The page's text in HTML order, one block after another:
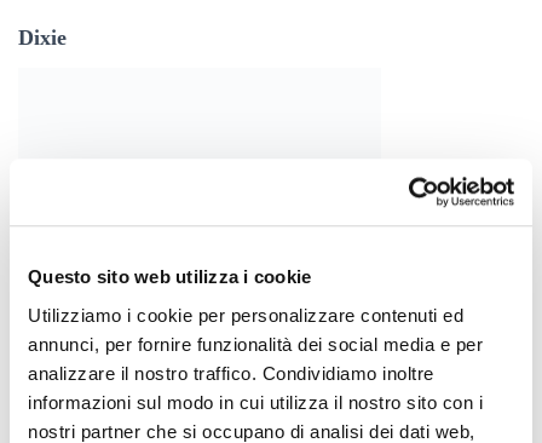
Questo sito web utilizza i cookie
Utilizziamo i cookie per personalizzare contenuti ed
annunci, per fornire funzionalità dei social media e per
analizzare il nostro traffico. Condividiamo inoltre
informazioni sul modo in cui utilizza il nostro sito con i
nostri partner che si occupano di analisi dei dati web,
Dixie
Hawkers